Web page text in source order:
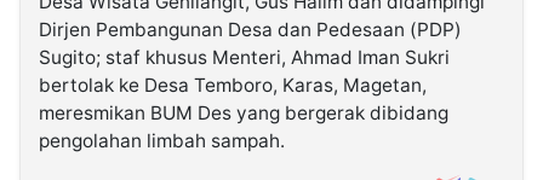
Dirjen Pembangunan Desa dan Pedesaan (PDP)
Sugito; staf khusus Menteri, Ahmad Iman Sukri
bertolak ke Desa Temboro, Karas, Magetan,
meresmikan BUM Des yang bergerak dibidang
pengolahan limbah sampah.